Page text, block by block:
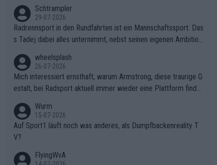
Schtrampler
29-07-2026
Radrennsport in den Rundfahrten ist ein Mannschaftssport. Das
s Tadej dabei alles unternimmt, nebst seinen eigenen Ambition
ganze Team auch mental stark zu machen und konkret am Erf
olg teilzuhaben, ist ihm ganz hoch anzurechnen. Das ist ein Zei
chen weit über den Radsport hinaus.
wheelsplash
26-07-2026
Mich interessiert ernsthaft, warum Armstrong, diese traurige G
estalt, bei Radsport aktuell immer wieder eine Plattform finde
Wurm
15-07-2026
Auf Sport1 läuft noch was anderes, als Dumpfbackenreality T
V?
FlyingWvA